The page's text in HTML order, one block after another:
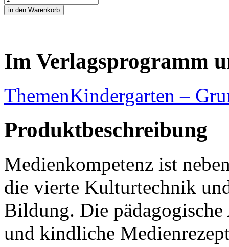
Im Verlagsprogramm
ThemenKindergarten –
Produktbeschreibung
Medienkompetenz ist
die vierte Kulturtechnik
Bildung. Die
und kindliche